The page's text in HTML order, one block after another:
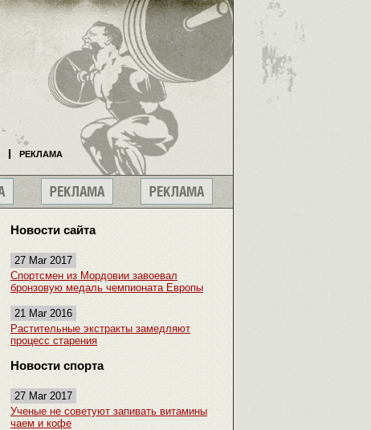
Новости сайта
27 Mar 2017
Спортсмен из Мордовии завоевал
бронзовую медаль чемпионата Европы
21 Mar 2016
Растительные экстракты замедляют
процесс старения
Новости спорта
27 Mar 2017
Ученые не советуют запивать витамины
чаем и кофе
РЕКЛАМА